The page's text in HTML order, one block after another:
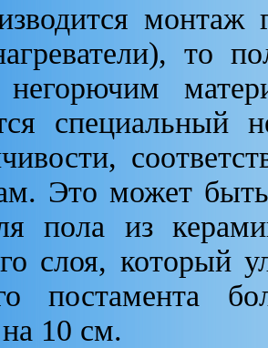
монтаж
то
негорючим
специальный
Это может
пола из
слоя, который
постамента
10 см.